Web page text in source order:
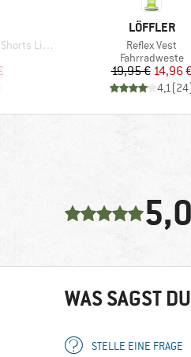
Light
Preis
MARKE
LÖFFLER
Artikel
Reflex Vest
Produktgruppe
Fahrradweste
Preis
19,95 € 14,96
4,1(24)
5,0
WAS SAGST
STELLE EINE FRAGE